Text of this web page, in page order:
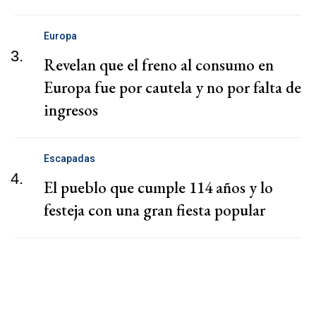
3.
Europa
Revelan que el freno al consumo en
Europa fue por cautela y no por falta de
ingresos
4.
Escapadas
El pueblo que cumple 114 años y lo
festeja con una gran fiesta popular